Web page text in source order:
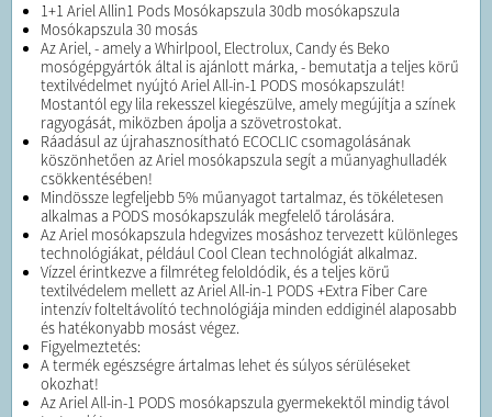
1+1 Ariel Allin1 Pods Mosókapszula 30db mosókapszula
Mosókapszula 30 mosás
Az Ariel, - amely a Whirlpool, Electrolux, Candy és Beko
mosógépgyártók által is ajánlott márka, - bemutatja a teljes körű
textilvédelmet nyújtó Ariel All-in-1 PODS mosókapszulát!
Mostantól egy lila rekesszel kiegészülve, amely megújítja a színek
ragyogását, miközben ápolja a szövetrostokat.
Ráadásul az újrahasznosítható ECOCLIC csomagolásának
köszönhetően az Ariel mosókapszula segít a műanyaghulladék
csökkentésében!
Mindössze legfeljebb 5% műanyagot tartalmaz, és tökéletesen
alkalmas a PODS mosókapszulák megfelelő tárolására.
Az Ariel mosókapszula hdegvizes mosáshoz tervezett különleges
technológiákat, például Cool Clean technológiát alkalmaz.
Vízzel érintkezve a filmréteg feloldódik, és a teljes körű
textilvédelem mellett az Ariel All-in-1 PODS +Extra Fiber Care
intenzív folteltávolító technológiája minden eddiginél alaposabb
és hatékonyabb mosást végez.
Figyelmeztetés:
A termék egészségre ártalmas lehet és súlyos sérüléseket
okozhat!
Az Ariel All-in-1 PODS mosókapszula gyermekektől mindig távol